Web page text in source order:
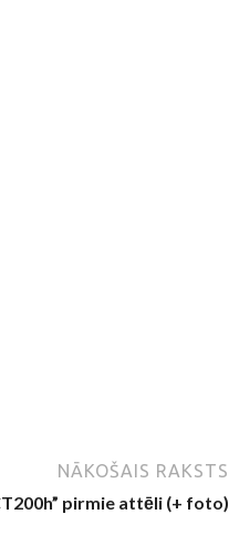
NĀKOŠAIS RAKSTS
pirmie attēli (+ foto)